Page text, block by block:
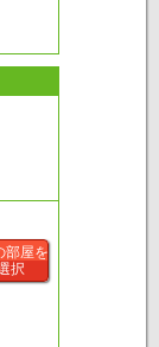
部屋を
択